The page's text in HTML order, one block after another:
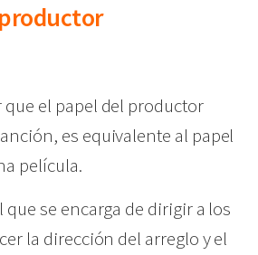
que el papel del productor
es equivalente al papel
película.
que se encarga de dirigir a los
la dirección del arreglo y el